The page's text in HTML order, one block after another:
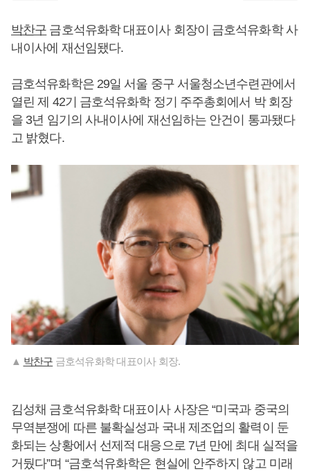
박찬구 금호석유화학 대표이사 회장이 금호석유화학 사
내이사에 재선임됐다.
금호석유화학은 29일 서울 중구 서울청소년수련관에서
열린 제 42기 금호석유화학 정기 주주총회에서 박 회장
을 3년 임기의 사내이사에 재선임하는 안건이 통과됐다
고 밝혔다.
▲ 박찬구 금호석유화학 대표이사 회장.
김성채 금호석유화학 대표이사 사장은 “미국과 중국의
무역분쟁에 따른 불확실성과 국내 제조업의 활력이 둔
화되는 상황에서 선제적 대응으로 7년 만에 최대 실적을
거뒀다”며 “금호석유화학은 현실에 안주하지 않고 미래